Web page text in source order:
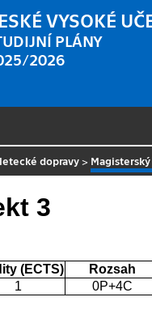
VYSOKÉ
PLÁNY
2026
dopravy >
3
(ECTS) Rozsah
1 0P+4C